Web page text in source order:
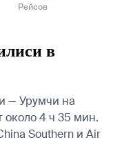
Рейсов
в
— Урумчи на
около 4 ч 35 мин.
Southern и Air